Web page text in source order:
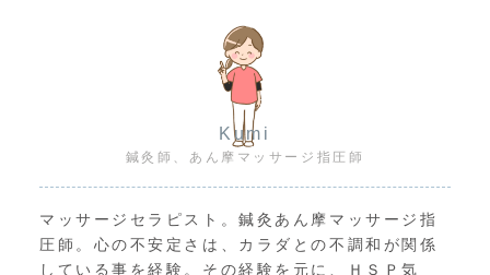
鍼灸師、あん摩マッサージ指圧師
Kumi
マッサージセラピスト。鍼灸あん摩マッサージ指
圧師。心の不安定さは、カラダとの不調和が関係
している事を経験。その経験を元に、ＨＳＰ気